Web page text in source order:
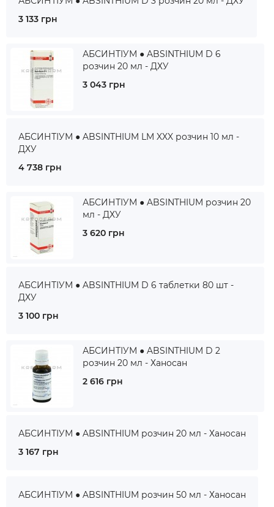
3 133 грн
АБСИНТІУМ ● ABSINTHIUM D 6
розчин 20 мл - ДХУ
3 043 грн
АБСИНТІУМ ● ABSINTHIUM LM XXX розчин 10 мл -
ДХУ
4 738 грн
АБСИНТІУМ ● ABSINTHIUM розчин 20
мл - ДХУ
3 620 грн
АБСИНТІУМ ● ABSINTHIUM D 6 таблетки 80 шт -
ДХУ
3 100 грн
АБСИНТІУМ ● ABSINTHIUM D 2
розчин 20 мл - Ханосан
2 616 грн
АБСИНТІУМ ● ABSINTHIUM розчин 20 мл - Ханосан
3 167 грн
АБСИНТІУМ ● ABSINTHIUM розчин 50 мл - Ханосан